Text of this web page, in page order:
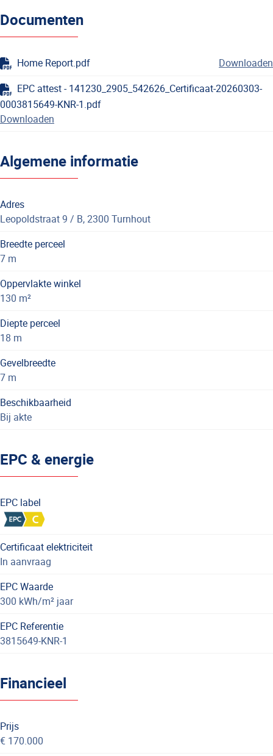
Documenten
Home Report.pdf
Downloaden
EPC attest - 141230_2905_542626_Certificaat-20260303-
0003815649-KNR-1.pdf
Downloaden
Algemene informatie
Adres
Leopoldstraat 9 / B, 2300 Turnhout
Breedte perceel
7 m
Oppervlakte winkel
130 m²
Diepte perceel
18 m
Gevelbreedte
7 m
Beschikbaarheid
Bij akte
EPC & energie
EPC label
Certificaat elektriciteit
In aanvraag
EPC Waarde
300 kWh/m² jaar
EPC Referentie
3815649-KNR-1
Financieel
Prijs
€ 170.000